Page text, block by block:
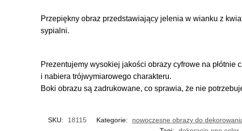
Przepiękny obraz przedstawiający jelenia w wianku z
sypialni.
Prezentujemy wysokiej jakości obrazy cyfrowe na
i nabiera trójwymiarowego charakteru.
Boki obrazu są zadrukowane, co sprawia, że nie
SKU: 18115 Kategorie: nowoczesne obrazy do